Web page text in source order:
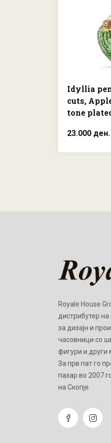
Idyllia
cuts,
tone
23.000 ден.
Royale House
дистрибутер
за дизајн и
часовници со
фигури и други
Зa прв пат го
пазар во 2007
на Скопје.